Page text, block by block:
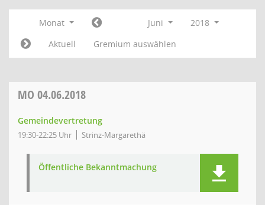
Monat Juni
2018
Aktuell
Gremium auswählen
MO 04.06.2018
Gemeindevertretung
19:30-22:25 Uhr Strinz-Margarethä
Öffentliche Bekanntmachung